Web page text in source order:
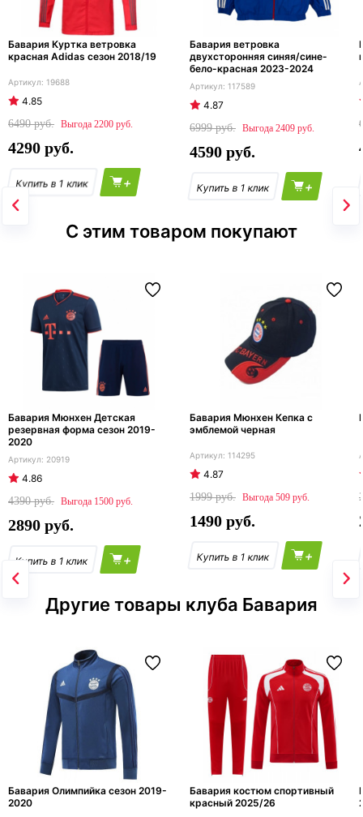
Бавария Куртка ветровка
красная Adidas сезон 2018/19
19688
4.85
6490
2200
4290
+
Бавария ветровка
двухсторонняя синяя/сине-
бело-красная 2023-2024
117589
4.87
6999
2409
4590
+
С этим товаром покупают
Бавария Мюнхен Детская
резервная форма сезон 2019-
2020
20919
4.86
4390
1500
2890
+
Бавария Мюнхен Кепка с
эмблемой черная
114295
4.87
1999
509
1490
+
Другие товары клуба Бавария
Бавария Олимпийка сезон 2019-
2020
Бавария костюм спортивный
красный 2025/26